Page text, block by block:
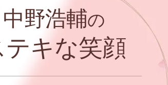
中野浩輔の
テキな笑顔